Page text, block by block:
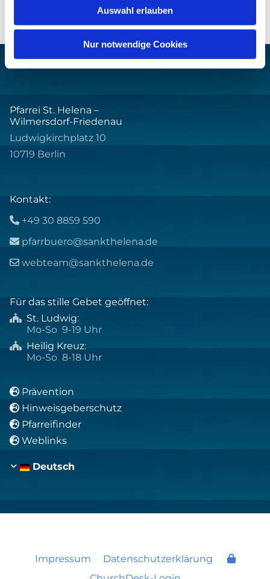
Auswahl erlauben
Nur notwendige Cookies
Pfarrei St. Helena –
Wilmersdorf-Friedenau
Ludwigkirchplatz 10
10719 Berlin
Kontakt:
 +49 30 8859 590
 pfarrbuero@sankthelena.de
 webteam@sankthelena.de
Für das stille Gebet geöffnet:
 St. Ludwig:
Mo-So 9-19 Uhr
 Heilig Kreuz:
Mo-So 8-18 Uhr
 Prävention
 Hinweisgeberschutz
 Pfarreifinder
 Weblinks
Deutsch
Impressum
Datenschutzerklärung